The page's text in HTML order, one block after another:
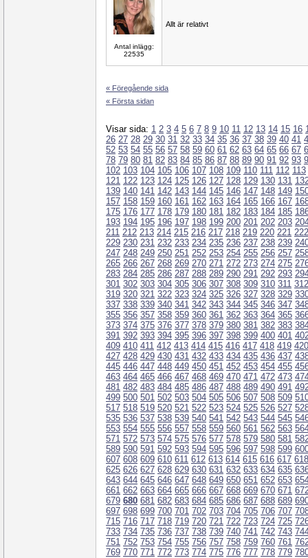
Antal inlägg:
22535
Allt är relativt
« Föregående sida
« Första sidan
Visar sida: 1 2 3 4 5 6 7 8 9 10 11 12 13 14 15 16
26 27 28 29 30 31 32 33 34 35 36 37 38 39 40 41
52 53 54 55 56 57 58 59 60 61 62 63 64 65 66 67
78 79 80 81 82 83 84 85 86 87 88 89 90 91 92 93
102 103 104 105 106 107 108 109 110 111 112 113
121 122 123 124 125 126 127 128 129 130 131
139 140 141 142 143 144 145 146 147 148 149
157 158 159 160 161 162 163 164 165 166 167
175 176 177 178 179 180 181 182 183 184 185
193 194 195 196 197 198 199 200 201 202 203
211 212 213 214 215 216 217 218 219 220 221 222
229 230 231 232 233 234 235 236 237 238 239
247 248 249 250 251 252 253 254 255 256 257
265 266 267 268 269 270 271 272 273 274 275
283 284 285 286 287 288 289 290 291 292 293
301 302 303 304 305 306 307 308 309 310 311 312
319 320 321 322 323 324 325 326 327 328 329
337 338 339 340 341 342 343 344 345 346 347
355 356 357 358 359 360 361 362 363 364 365
373 374 375 376 377 378 379 380 381 382 383
391 392 393 394 395 396 397 398 399 400 401
409 410 411 412 413 414 415 416 417 418 419 420
427 428 429 430 431 432 433 434 435 436 437
445 446 447 448 449 450 451 452 453 454 455
463 464 465 466 467 468 469 470 471 472 473
481 482 483 484 485 486 487 488 489 490 491
499 500 501 502 503 504 505 506 507 508 509
517 518 519 520 521 522 523 524 525 526 527
535 536 537 538 539 540 541 542 543 544 545
553 554 555 556 557 558 559 560 561 562 563
571 572 573 574 575 576 577 578 579 580 581
589 590 591 592 593 594 595 596 597 598 599
607 608 609 610 611 612 613 614 615 616 617 618
625 626 627 628 629 630 631 632 633 634 635
643 644 645 646 647 648 649 650 651 652 653
661 662 663 664 665 666 667 668 669 670 671
679 680 681 682 683 684 685 686 687 688 689
697 698 699 700 701 702 703 704 705 706 707
715 716 717 718 719 720 721 722 723 724 725
733 734 735 736 737 738 739 740 741 742 743
751 752 753 754 755 756 757 758 759 760 761
769 770 771 772 773 774 775 776 777 778 779